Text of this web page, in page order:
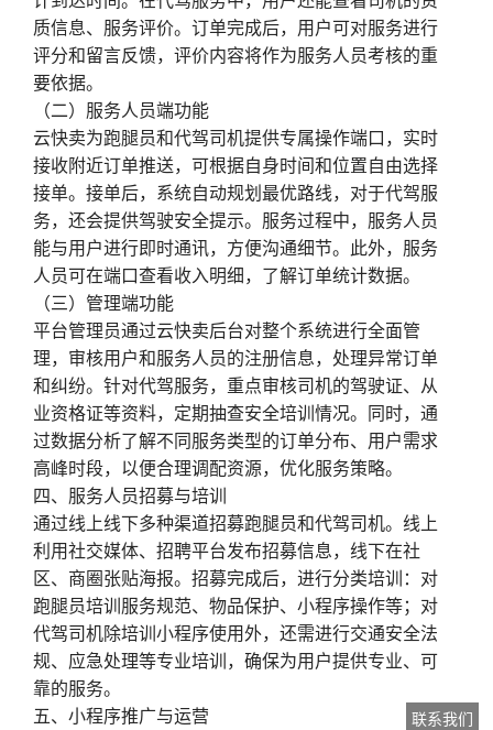
质信息、服务评价。订单完成后，用户可对服务进行
评分和留言反馈，评价内容将作为服务人员考核的重
要依据。
（二）服务人员端功能
云快卖为跑腿员和代驾司机提供专属操作端口，实时
接收附近订单推送，可根据自身时间和位置自由选择
接单。接单后，系统自动规划最优路线，对于代驾服
务，还会提供驾驶安全提示。服务过程中，服务人员
能与用户进行即时通讯，方便沟通细节。此外，服务
人员可在端口查看收入明细，了解订单统计数据。
（三）管理端功能
平台管理员通过云快卖后台对整个系统进行全面管
理，审核用户和服务人员的注册信息，处理异常订单
和纠纷。针对代驾服务，重点审核司机的驾驶证、从
业资格证等资料，定期抽查安全培训情况。同时，通
过数据分析了解不同服务类型的订单分布、用户需求
高峰时段，以便合理调配资源，优化服务策略。
四、服务人员招募与培训
通过线上线下多种渠道招募跑腿员和代驾司机。线上
利用社交媒体、招聘平台发布招募信息，线下在社
区、商圈张贴海报。招募完成后，进行分类培训：对
跑腿员培训服务规范、物品保护、小程序操作等；对
代驾司机除培训小程序使用外，还需进行交通安全法
规、应急处理等专业培训，确保为用户提供专业、可
靠的服务。
五、小程序推广与运营
联系我们